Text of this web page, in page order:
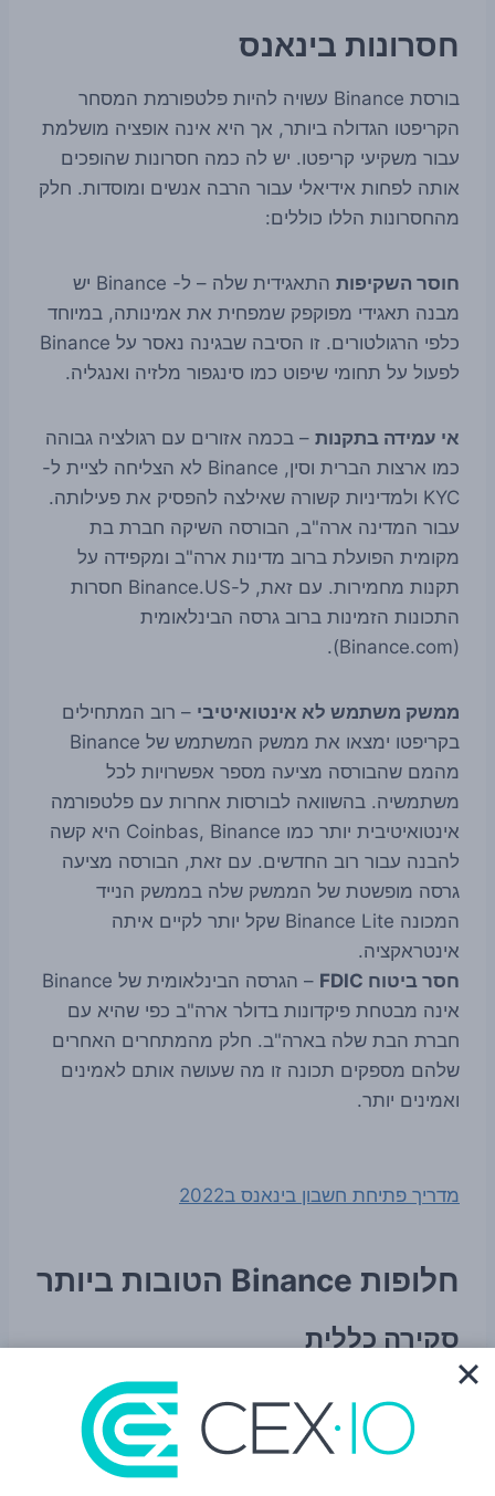
חסרונות בינאנס
בורסת Binance עשויה להיות פלטפורמת המסחר
הקריפטו הגדולה ביותר, אך היא אינה אופציה מושלמת
עבור משקיעי קריפטו. יש לה כמה חסרונות שהופכים
אותה לפחות אידיאלי עבור הרבה אנשים ומוסדות. חלק
מהחסרונות הללו כוללים:
חוסר השקיפות
התאגידית שלה – ל- Binance יש
מבנה תאגידי מפוקפק שמפחית את אמינותה, במיוחד
כלפי הרגולטורים. זו הסיבה שבגינה נאסר על Binance
לפעול על תחומי שיפוט כמו סינגפור מלזיה ואנגליה.
אי עמידה בתקנות – בכמה אזורים עם רגולציה גבוהה
כמו ארצות הברית וסין, Binance לא הצליחה לציית ל-
KYC ולמדיניות קשורה שאילצה להפסיק את פעילותה.
עבור המדינה ארה"ב, הבורסה השיקה חברת בת
מקומית הפועלת ברוב מדינות ארה"ב ומקפידה על
תקנות מחמירות. עם זאת, ל-Binance.US חסרות
התכונות הזמינות ברוב גרסה הבינלאומית
(Binance.com).
ממשק משתמש לא אינטואיטיבי – רוב המתחילים
בקריפטו ימצאו את ממשק המשתמש של Binance
מהמם שהבורסה מציעה מספר אפשרויות לכל
משתמשיה. בהשוואה לבורסות אחרות עם פלטפורמה
אינטואיטיבית יותר כמו Coinbas, Binance היא קשה
להבנה עבור רוב החדשים. עם זאת, הבורסה מציעה
גרסה מופשטת של הממשק שלה בממשק הנייד
המכונה Binance Lite שקל יותר לקיים איתה
אינטראקציה.
חסר ביטוח FDIC
– הגרסה הבינלאומית של Binance
אינה מבטחת פיקדונות בדולר ארה"ב כפי שהיא עם
חברת הבת שלה בארה"ב. חלק מהמתחרים האחרים
שלהם מספקים תכונה זו מה שעושה אותם לאמינים
ואמינים יותר.
מדריך פתיחת חשבון בינאנס ב2022
חלופות Binance הטובות ביותר
סקירה כללית
Binance מספקת מספר אפשרויות מתקדמות מאוד
למשתמשים שלה, מה שמקשה על ההמלצה על כל
המתחרות האחרות שלה. עם זאת, בהתחשב בכך שיש
לה כמה חסרונות שעשויים להשפיע על משתמשים